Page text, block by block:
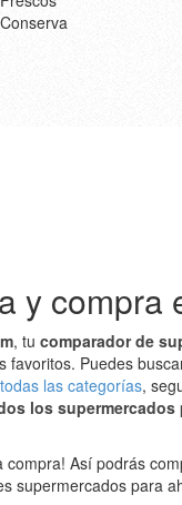
Conserva
y compra
, tu comparador de
favoritos. Puedes
todas las categorías,
los supermercados
compra! Así podrás
supermercados para